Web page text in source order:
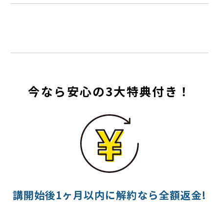
今なら安心の3大特典付き！
講開始後1ヶ月以内に解約なら全額返金!